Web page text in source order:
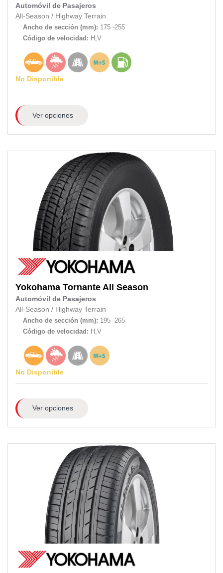
Automóvil de Pasajeros
All-Season / Highway Terrain
Ancho de sección (mm): 175 -255
Código de velocidad: H,V
No Disponible
Ver opciones
Yokohama Tornante All Season
Automóvil de Pasajeros
All-Season / Highway Terrain
Ancho de sección (mm): 195 -265
Código de velocidad: H,V
No Disponible
Ver opciones